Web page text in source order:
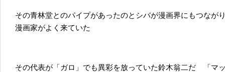
その青林堂とのパイプがあったのとシバが漫画界にもつなが
漫画家がよく来ていた
その代表が「ガロ」でも異彩を放っていた鈴木翁二だ 「マ